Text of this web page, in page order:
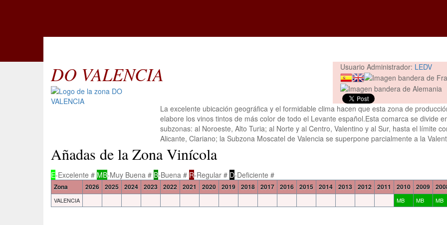
Usuario Administrador: LEDV
DO VALENCIA
La excelente ubicación geográfica y el formidable clima hacen que esta zona de
elabore los vinos tintos de más color de todo el Levante español.Esta comarca se divide
subzonas: al Noroeste, Alto Turia; al Norte y al Centro, Valentino y al Sur, hasta el límite
Alicante, Clariano; la Subzona Moscatel de Valencia se superpone parcialmente a la
Añadas de la Zona Vinícola
E-Excelente # MB-Muy Buena # B-Buena # R-Regular # D-Deficiente #
Zona 2026 2025 2024 2023 2022 2021 2020 2019 2018 2017 2016 2015 2014 2013 2012 2011 2010 2009
VALENCIA MB MB MB